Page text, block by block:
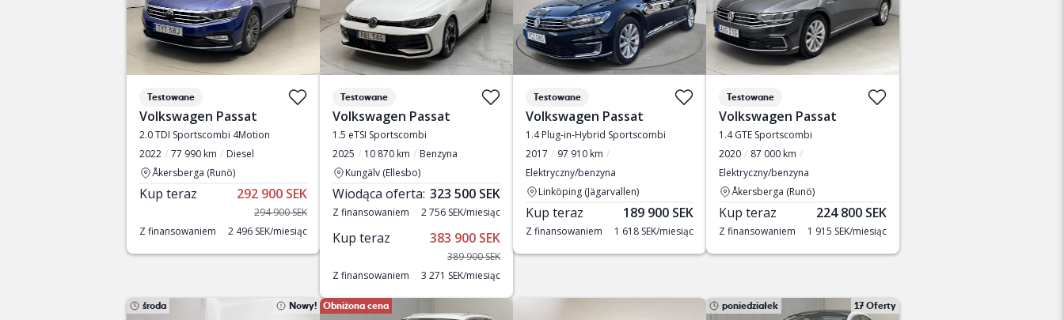
Testowane
Volkswagen Passat
2.0 TDI Sportscombi 4Motion
2022
77 990 km
Diesel
Åkersberga (Runö)
Kup teraz 292 900 SEK
294 900 SEK
Z finansowaniem
2 496 SEK/miesiąc
Testowane
Volkswagen Passat
1.5 eTSI Sportscombi
2025
10 870 km
Benzyna
Kungälv (Ellesbo)
Wiodąca oferta: 323 500 SEK
Z finansowaniem 2 756 SEK/miesiąc
Kup teraz 383 900 SEK
389 900 SEK
Z finansowaniem
3 271 SEK/miesiąc
Testowane
Volkswagen Passat
1.4 Plug-in-Hybrid Sportscombi
2017
97 910 km
Elektryczny/benzyna
Linköping (Jägarvallen)
Kup teraz 189 900 SEK
Z finansowaniem 1 618 SEK/miesiąc
Testowane
Volkswagen Passat
1.4 GTE Sportscombi
2020
87 000 km
Elektryczny/benzyna
Åkersberga (Runö)
Kup teraz 224 800 SEK
Z finansowaniem 1 915 SEK/miesiąc
środa Nowy! Obniżona cena poniedziałek 17 Oferty